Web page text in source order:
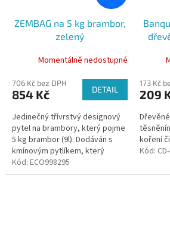
ZEMBAG na 5 kg brambor,
zelený
Momentálně nedostupné
706 Kč bez DPH
854 Kč DETAIL
Jedinečný třívrstvý designový
pytel na brambory, který pojme
5 kg brambor (9l). Dodáván s
kmínovým pytlíkem, který
zabraňuje klíčení po dobu
minimálně 5 měsíců....
Kód: ECO998295
173 Kč
209
koření
Kód: